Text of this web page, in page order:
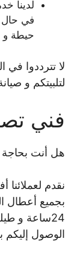
لدينا
في حال
حيطة و
لا تترددوا في
لتلبيتكم و
فني
هل أنت
نقدم
بجميع أعطال
24ساعة و
الوصول إليكم